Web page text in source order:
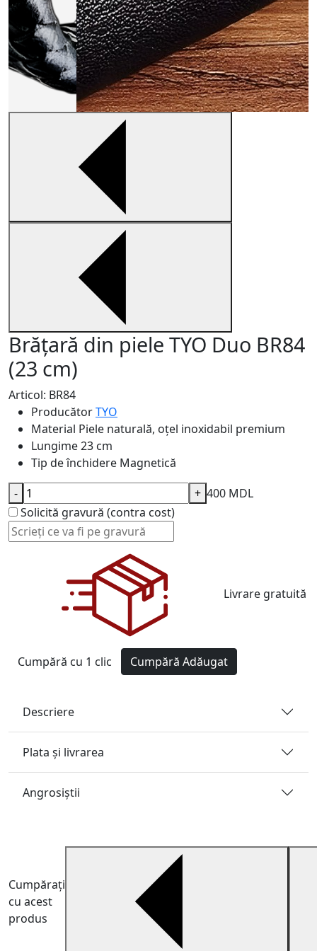
Brățară din piele TYO Duo BR84
(23 cm)
Articol: BR84
ProducătorTYO
Material Piele naturală, oțel inoxidabil premium
Lungime23 cm
Tip de închidere Magnetică
400 MDL
Solicită gravură (contra cost)
- +
Livrare gratuită
Cumpără cu 1 clic Cumpără Adăugat
Descriere
Plata și livrarea
Angrosiştii
Cumpărați
cu acest
produs